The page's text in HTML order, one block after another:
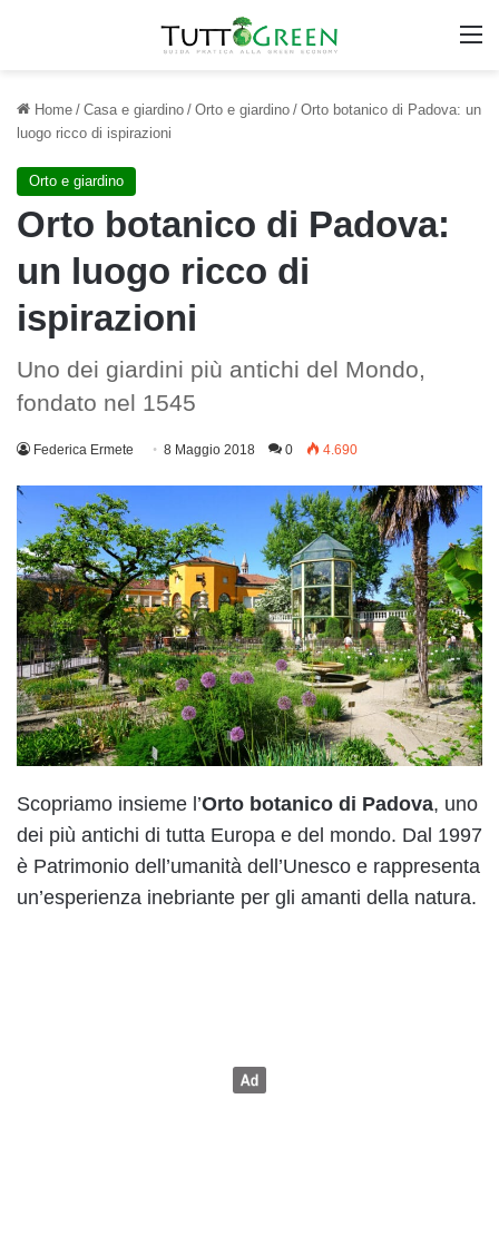
Home / Casa e giardino / Orto e giardino / Orto botanico di Padova: un
luogo ricco di ispirazioni
Orto e giardino
Orto botanico di Padova:
un luogo ricco di
ispirazioni
Uno dei giardini più antichi del Mondo,
fondato nel 1545
Federica Ermete 8 Maggio 2018 0 4.690
Scopriamo insieme l’Orto botanico di Padova, uno
dei più antichi di tutta Europa e del mondo. Dal 1997
è Patrimonio dell’umanità dell’Unesco e rappresenta
un’esperienza inebriante per gli amanti della natura.